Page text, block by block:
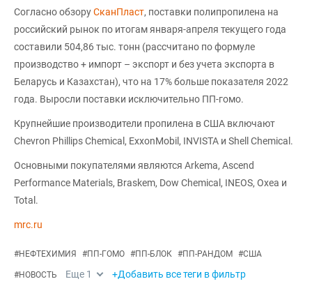
Согласно обзоруСканПласт, поставки полипропилена на
российский рынок по итогам января-апреля текущего года
составили 504,86 тыс. тонн (рассчитано по формуле
производство + импорт – экспорт и без учета экспорта в
Беларусь и Казахстан), что на 17% больше показателя 2022
года. Выросли поставки исключительно ПП-гомо.
Крупнейшие производители пропилена в США включают
Chevron Phillips Chemical, ExxonMobil, INVISTA и Shell Chemical.
Основными покупателями являются Arkema, Ascend
Performance Materials, Braskem, Dow Chemical, INEOS, Oxea и
Total.
mrc.ru
#НЕФТЕХИМИЯ #ПП-ГОМО #ПП-БЛОК #ПП-РАНДОМ #США
#НОВОСТЬ Еще 1 +Добавить все теги в фильтр